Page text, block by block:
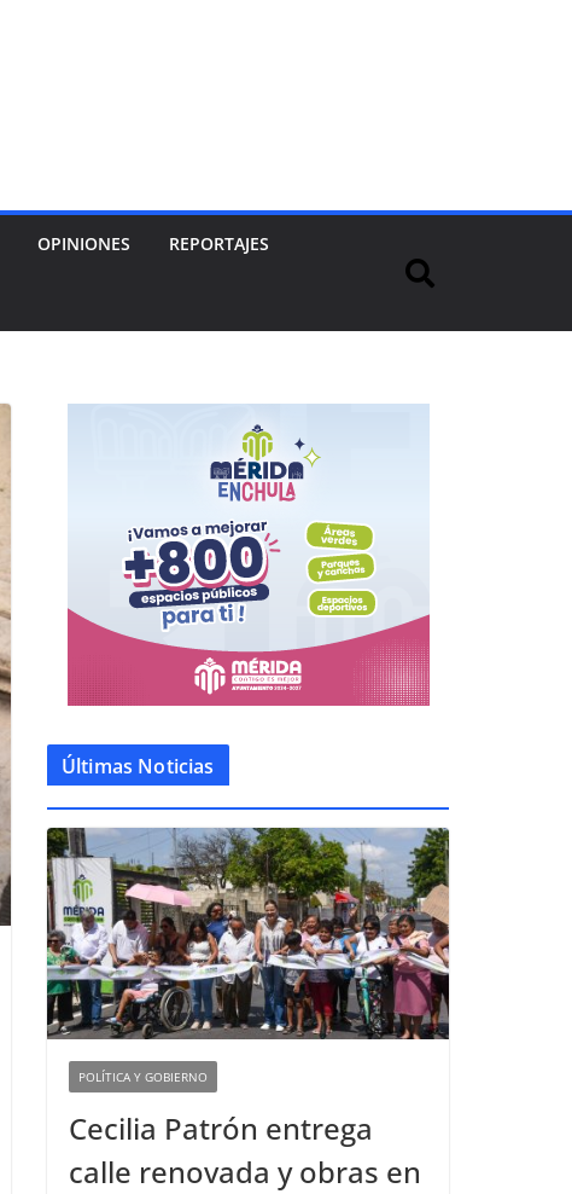
OPINIONES REPORTAJES
Últimas Noticias
POLÍTICA Y GOBIERNO
Cecilia Patrón entrega
calle renovada y obras en